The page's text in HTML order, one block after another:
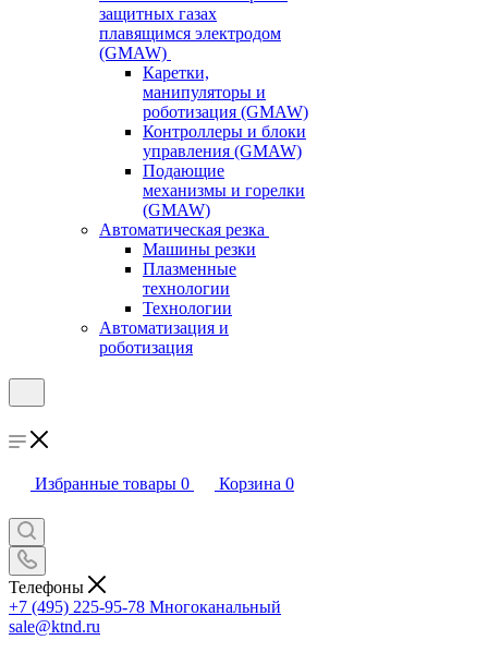
защитных газах
плавящимся электродом
(GMAW)
Каретки,
манипуляторы и
роботизация (GMAW)
Контроллеры и блоки
управления (GMAW)
Подающие
механизмы и горелки
(GMAW)
Автоматическая резка
Машины резки
Плазменные
технологии
Технологии
Автоматизация и
роботизация
Избранные товары 0 Корзина 0
Телефоны
+7 (495) 225-95-78 Многоканальный
sale@ktnd.ru